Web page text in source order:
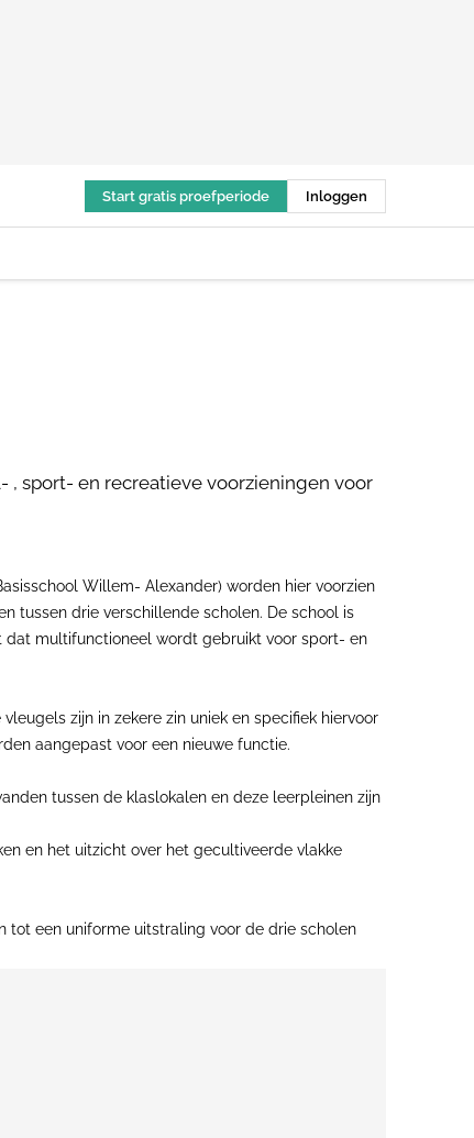
Start gratis proefperiode Inloggen
, sport- en recreatieve voorzieningen voor
Willem- Alexander) worden hier voorzien
tussen drie verschillende scholen. De school is
dat multifunctioneel wordt gebruikt voor sport- en
zijn in zekere zin uniek en specifiek hiervoor
aangepast voor een nieuwe functie.
tussen de klaslokalen en deze leerpleinen zijn
en het uitzicht over het gecultiveerde vlakke
tot een uniforme uitstraling voor de drie scholen